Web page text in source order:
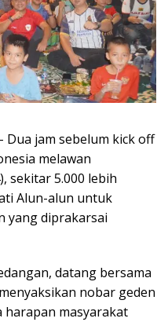
Dua jam sebelum kick off
melawan
sekitar 5.000 lebih
Alun-alun untuk
yang diprakarsai
datang bersama
nobar geden
harapan masyarakat